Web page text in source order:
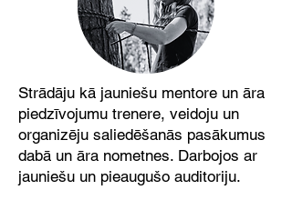
Strādāju kā jauniešu mentore un āra
piedzīvojumu trenere, veidoju un
organizēju saliedēšanās pasākumus
dabā un āra nometnes. Darbojos ar
jauniešu un pieaugušo auditoriju.